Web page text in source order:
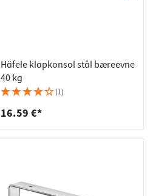
Häfele klapkonsol stål bæreevne
40 kg
(1)
16.59 €*